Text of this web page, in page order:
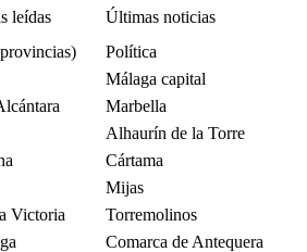
leídas
Últimas noticias
Política
Málaga capital
Marbella
Alhaurín de la Torre
Cártama
Mijas
Victoria
Torremolinos
Comarca de Antequera